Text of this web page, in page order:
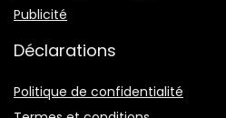
Publicité
Déclarations
Politique de confidentialité